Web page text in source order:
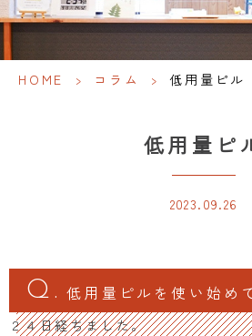
HOME > コラム > 低用量ピル
低用量ピ
2023.09.26
低用量ピルを使い始め
２４日経ちました。